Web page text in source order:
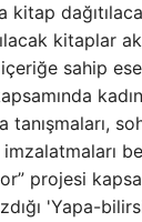
kitap
kitaplar
sahip
tanışmaları,
projesi
'Yapa-